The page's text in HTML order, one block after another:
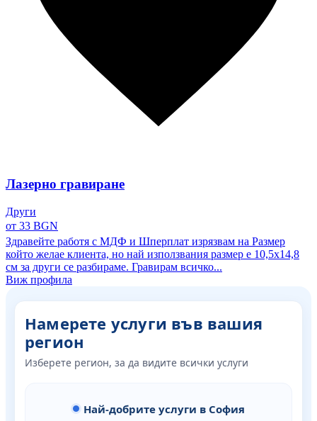
Лазерно гравиране
Други
от 33 BGN
Здравейте работя с МДФ и Шперплат изрязвам на Размер
който желае клиента, но най използвания размер е 10,5х14,8
см за други се разбираме. Гравирам всичко...
Виж профила
Намерете услуги във вашия
регион
Изберете регион, за да видите всички услуги
Най-добрите услуги в София